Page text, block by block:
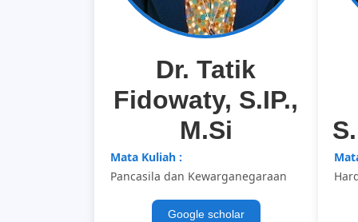
Dr. Tatik
Fidowaty, S.IP.,
M.Si
Mata Kuliah :
Pancasila dan Kewarganegaraan
Google scholar